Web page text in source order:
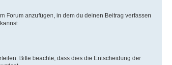
Forum anzufügen, in dem du deinen Beitrag verfassen
Bitte beachte, dass dies die Entscheidung der